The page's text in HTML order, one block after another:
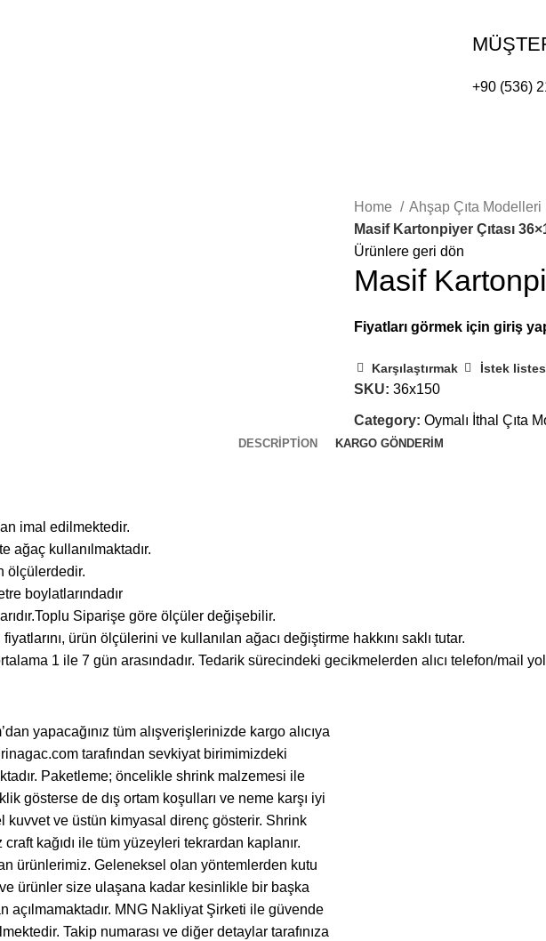
+90 (536)
Home Ahşap Çıta Modelleri
Masif Kartonpiyer Çıtası
Ürünlere geri dön
Masif
Karşılaştırmak İstek
SKU: 36x150
Category: Oymalı İthal Çıta
DESCRIPTION KARGO GÖNDERIM
imal edilmektedir.
ağaç kullanılmaktadır.
ölçülerdedir.
boylatlarındadır
Siparişe göre ölçüler değişebilir.
ürün ölçülerini ve kullanılan ağacı değiştirme hakkını saklı tutar.
1 ile 7 gün arasındadır. Tedarik sürecindeki gecikmelerden alıcı telefon/mail
yapacağınız tüm alışverişlerinizde kargo alıcıya
tarafından sevkiyat birimimizdeki
Paketleme; öncelikle shrink malzemesi ile
gösterse de dış ortam koşulları ve neme karşı iyi
kuvvet ve üstün kimyasal direnç gösterir. Shrink
kağıdı ile tüm yüzeyleri tekrardan kaplanır.
ürünlerimiz. Geleneksel olan yöntemlerden kutu
ürünler size ulaşana kadar kesinlikle bir başka
açılmamaktadır. MNG Nakliyat Şirketi ile güvende
Takip numarası ve diğer detaylar tarafınıza